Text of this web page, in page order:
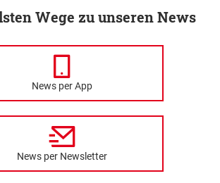
Wege zu unseren News
News per App
News per Newsletter